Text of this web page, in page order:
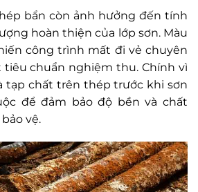
bẩn còn ảnh hưởng đến tính
hoàn thiện của lớp sơn. Màu
công trình mất đi vẻ chuyên
tiêu chuẩn nghiệm thu. Chính vì
tạp chất trên thép trước khi sơn
để đảm bảo độ bền và chất
vệ.